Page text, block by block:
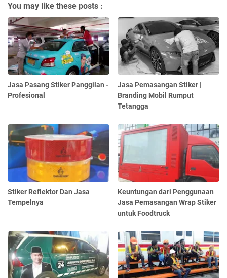
You may like these posts :
Jasa Pasang Stiker Panggilan -
Profesional
Jasa Pemasangan Stiker |
Branding Mobil Rumput
Tetangga
Stiker Reflektor Dan Jasa
Tempelnya
Keuntungan dari Penggunaan
Jasa Pemasangan Wrap Stiker
untuk Foodtruck